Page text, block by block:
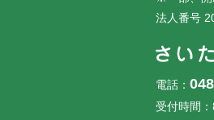
法人番号
電話：
受付時間：